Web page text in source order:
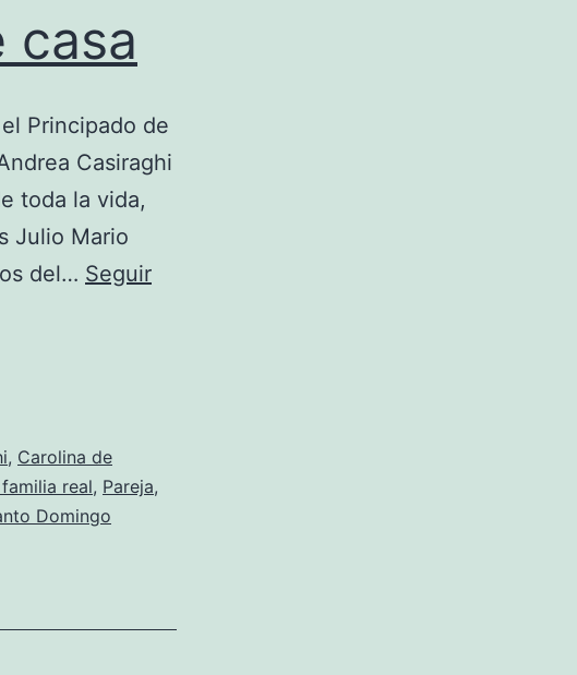
casa
Principado de
Casiraghi
toda la vida,
Julio Mario
del… Seguir
, Carolina de
real, Pareja,
Domingo